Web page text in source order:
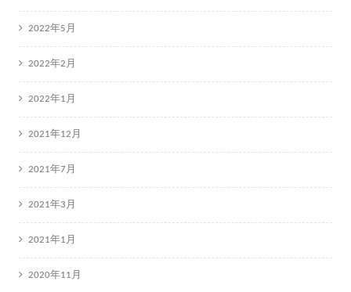
2022年5月
2022年2月
2022年1月
2021年12月
2021年7月
2021年3月
2021年1月
2020年11月